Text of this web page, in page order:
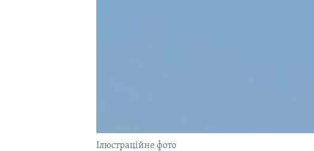
Ілюстраційне фото